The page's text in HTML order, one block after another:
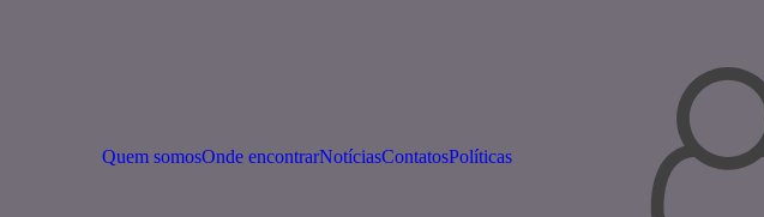
Quem somosOnde encontrarNotíciasContatosPolíticas